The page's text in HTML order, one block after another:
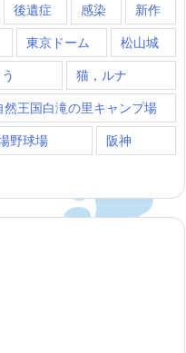
後遺症 感染
新作
東京ドーム
松山城
猫，ルナ
然王国白滝の里キャンプ場
野球場 阪神